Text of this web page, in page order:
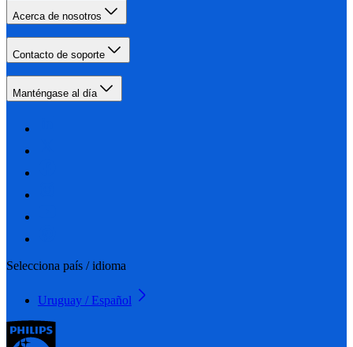
Acerca de nosotros
Contacto de soporte
Manténgase al día
Selecciona país / idioma
Uruguay / Español